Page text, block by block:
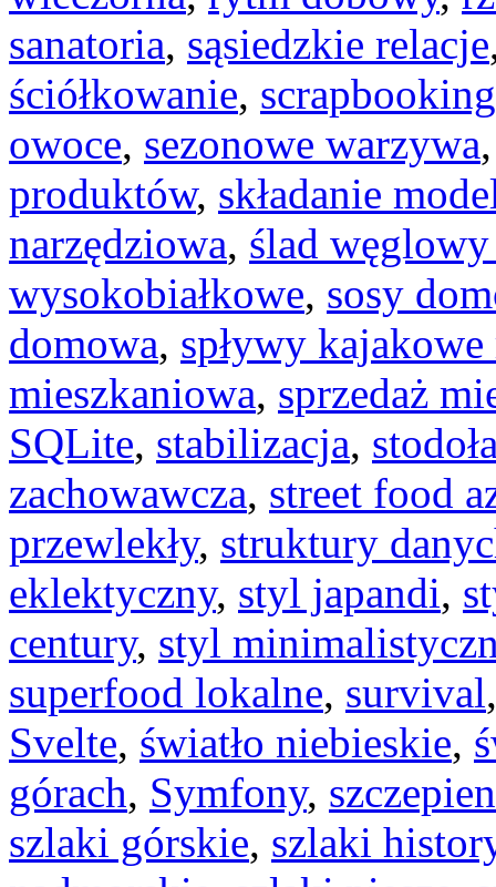
sanatoria, sąsiedzkie relacje
ściółkowanie, scrapbooking
owoce, sezonowe warzywa
produktów, składanie
narzędziowa, ślad
wysokobiałkowe, sosy
domowa, spływy
mieszkaniowa, sprzedaż
SQLite, stabilizacja,
zachowawcza, street food
przewlekły, struktury
eklektyczny, styl japandi,
century, styl
superfood lokalne, survival
Svelte, światło niebieskie,
górach, Symfony,
szlaki górskie, szlaki